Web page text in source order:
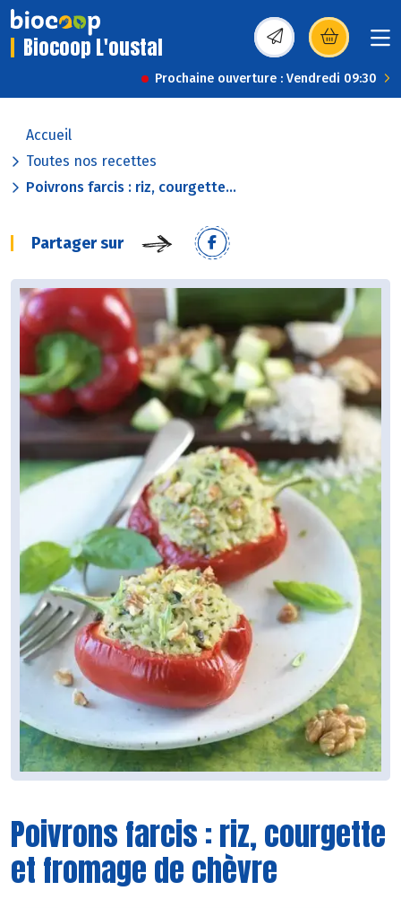
Biocoop L'oustal (s’ouvre dans une
Prochaine ouverture : Vendredi 09:30
Accueil
Toutes nos recettes
Poivrons farcis : riz, courgette...
Partager sur
Poivrons farcis : riz, courgette
et fromage de chèvre